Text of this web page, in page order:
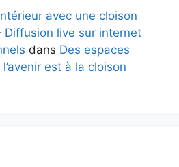
avec une cloison
Diffusion live sur internet
dans Des espaces
est à la cloison